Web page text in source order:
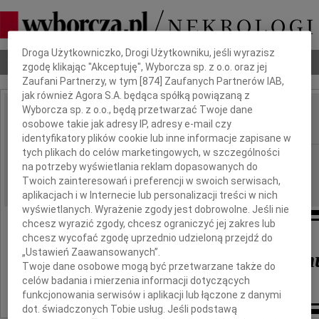
Nekrologi Odeszli Poradnik pogrzebowy
IMIĘ I NAZWISKO: Michał Osiński
REGION: Warszawa
DATA EMISJI: 09.11.2013
W 16. rocznicę śmierci
Michasiowi
babcia
Dbamy o Twoją prywatność
Droga Użytkowniczko, Drogi Użytkowniku, jeśli wyrazisz
zgodę klikając "Akceptuję", Wyborcza sp. z o.o. oraz jej
Zaufani Partnerzy, w tym [874 ] Zaufanych Partnerów IAB,
jak również Agora S.A. będąca spółką powiązaną z
Wyborcza sp. z o.o., będą przetwarzać Twoje dane
osobowe takie jak adresy IP, adresy e-mail czy
identyfikatory plików cookie lub inne informacje zapisane w
tych plikach do celów marketingowych, w szczególności
na potrzeby wyświetlania reklam dopasowanych do
Twoich zainteresowań i preferencji w swoich serwisach,
aplikacjach i w Internecie lub personalizacji treści w nich
wyświetlanych. Wyrażenie zgody jest dobrowolne. Jeśli nie
chcesz wyrazić zgody, chcesz ograniczyć jej zakres lub
chcesz wycofać zgodę uprzednio udzieloną przejdź do
„Ustawień Zaawansowanych”.
Twoje dane osobowe mogą być przetwarzane także do
celów badania i mierzenia informacji dotyczących
funkcjonowania serwisów i aplikacji lub łączone z danymi
dot. świadczonych Tobie usług. Jeśli podstawą